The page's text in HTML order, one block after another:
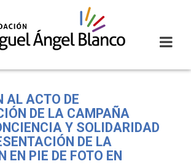
AL ACTO DE
DE LA CAMPAÑA
Y SOLIDARIDAD
DE LA
EN PIE DE FOTO EN